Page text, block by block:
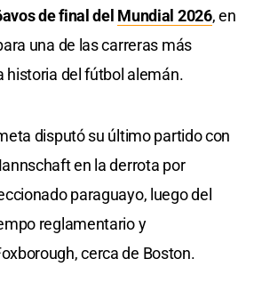
de final del Mundial 2026, en
una de las carreras más
historia del fútbol alemán.
disputó su último partido con
en la derrota por
paraguayo, luego del
reglamentario y
cerca de Boston.